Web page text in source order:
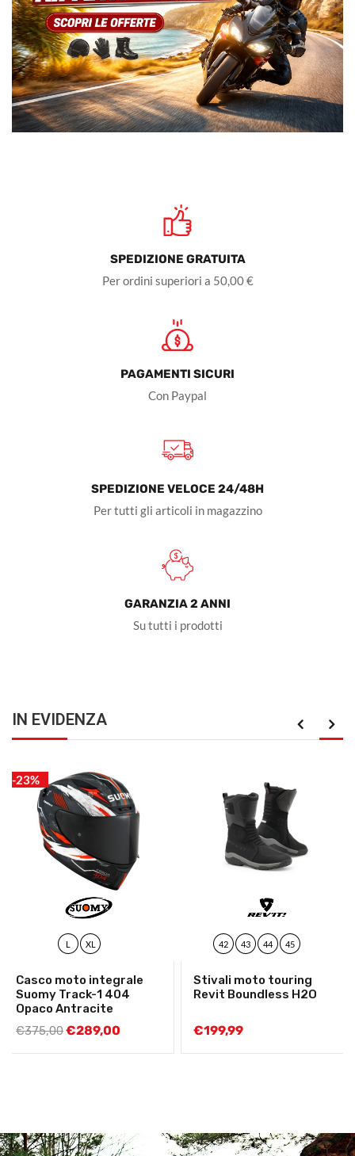
SPEDIZIONE GRATUITA
Per ordini superiori a 50,00 €
PAGAMENTI SICURI
Con Paypal
SPEDIZIONE VELOCE 24/48H
Per tutti gli articoli in magazzino
GARANZIA 2 ANNI
Su tutti i prodotti
IN EVIDENZA
-23%
L XL
Casco moto integrale
Suomy Track-1 404
Opaco Antracite
€375,00€289,00
42 43 44 45
Stivali moto touring
Revit Boundless H2O
€199,99